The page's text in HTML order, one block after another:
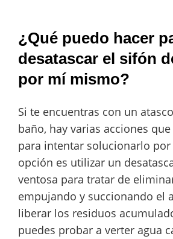
¿Qué puedo hacer
desatascar el sifón
por mí mismo?
Si te encuentras con un
baño, hay varias acciones
para intentar solucionarlo
opción es utilizar un
ventosa para tratar de
empujando y succionando el
liberar los residuos
puedes probar a verter agua